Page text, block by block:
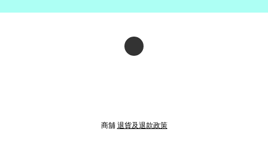
商舖 退貨及退款政策